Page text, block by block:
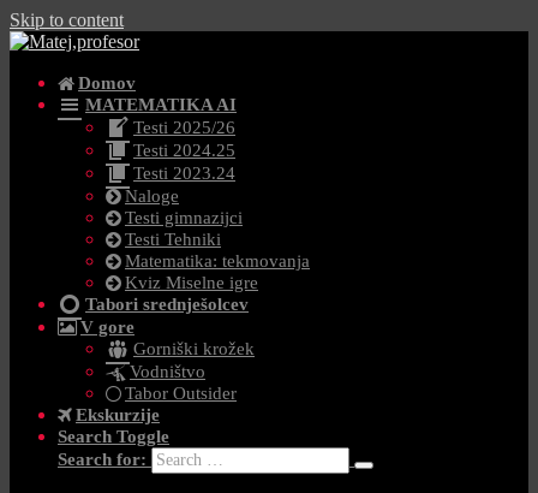
Skip to content
Domov
MATEMATIKA AI
Testi 2025/26
Testi 2024.25
Testi 2023.24
Naloge
Testi gimnazijci
Testi Tehniki
Matematika: tekmovanja
Kviz Miselne igre
Tabori srednješolcev
V gore
Gorniški krožek
Vodništvo
Tabor Outsider
Ekskurzije
Search Toggle
Search for: